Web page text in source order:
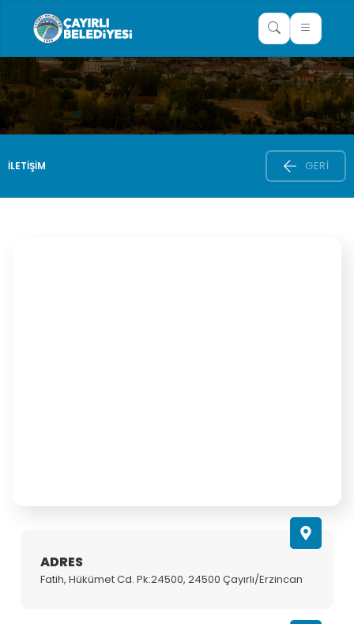
İLETİŞİM GERI
ADRES
Fatih, Hükümet Cd. Pk:24500, 24500 Çayırlı/Erzincan